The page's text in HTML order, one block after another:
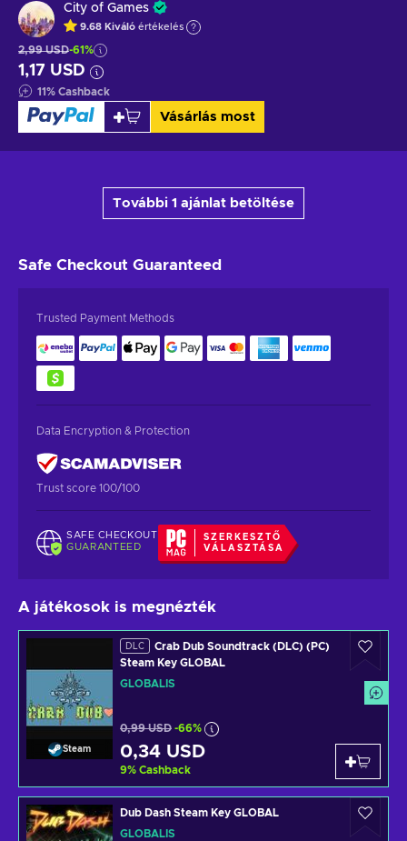
City of Games
9.68 Kiváló értékelés
2,99 USD-61%
1,17 USD
11% Cashback
Vásárlás most
További 1 ajánlat betöltése
Safe Checkout Guaranteed
Trusted Payment Methods
Data Encryption & Protection
Trust score 100/100
SAFE CHECKOUT
GUARANTEED
SZERKESZTŐ
VÁLASZTÁSA
A játékosok is megnézték
Steam
DLC
Crab Dub Soundtrack (DLC) (PC)
Steam Key GLOBAL
GLOBÁLIS
0,99 USD -66%
0,34 USD
9% Cashback
Dub Dash Steam Key GLOBAL
GLOBÁLIS